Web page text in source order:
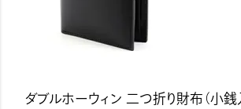
ダブルホーウィン 二つ折り財布（小銭